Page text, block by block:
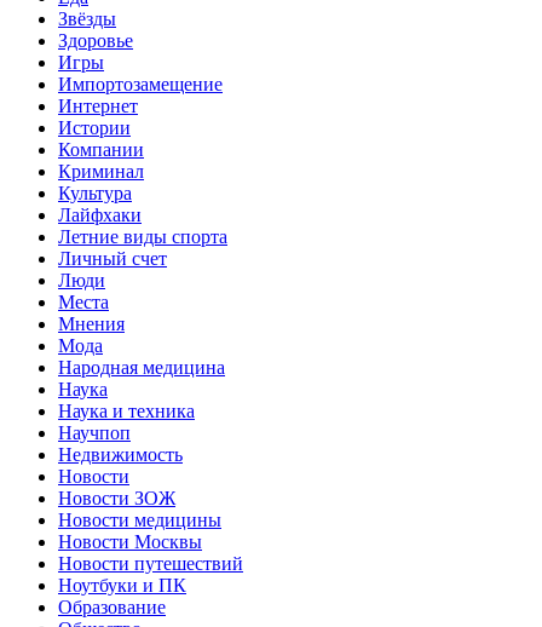
Звёзды
Здоровье
Игры
Импортозамещение
Интернет
Истории
Компании
Криминал
Культура
Лайфхаки
Летние виды спорта
Личный счет
Люди
Места
Мнения
Мода
Народная медицина
Наука
Наука и техника
Научпоп
Недвижимость
Новости
Новости ЗОЖ
Новости медицины
Новости Москвы
Новости путешествий
Ноутбуки и ПК
Образование